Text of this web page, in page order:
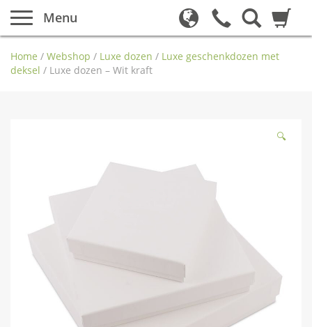
Menu
Home / Webshop / Luxe dozen / Luxe geschenkdozen met
deksel / Luxe dozen – Wit kraft
🔍